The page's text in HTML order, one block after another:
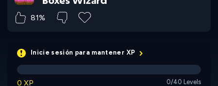
81%
Inicie sesión para mantener XP
0 XP 0/40 Levels